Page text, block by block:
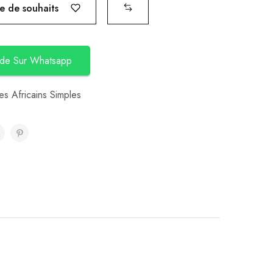
de souhaits
Sur Whatsapp
Africains Simples